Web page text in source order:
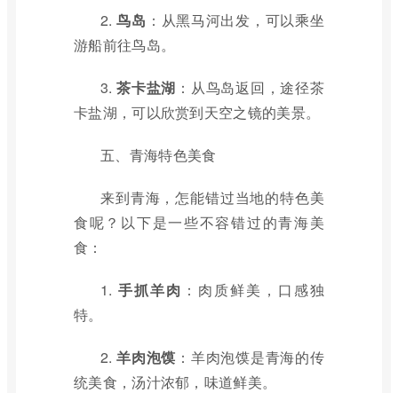
2.鸟岛 ：从黑马河出发，可以乘坐
游船前往鸟岛。
3.茶卡盐湖 ：从鸟岛返回，途径茶
卡盐湖，可以欣赏到天空之镜的美景。
五、青海特色美食
来到青海，怎能错过当地的特色美
食呢？以下是一些不容错过的青海美
食：
1. 手抓羊肉 ：肉质鲜美，口感独
特。
2.羊肉泡馍 ：羊肉泡馍是青海的传
统美食，汤汁浓郁，味道鲜美。